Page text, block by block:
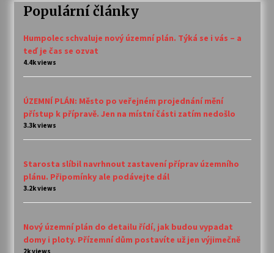
Populární články
Humpolec schvaluje nový územní plán. Týká se i vás – a
teď je čas se ozvat
4.4k views
ÚZEMNÍ PLÁN: Město po veřejném projednání mění
přístup k přípravě. Jen na místní části zatím nedošlo
3.3k views
Starosta slíbil navrhnout zastavení příprav územního
plánu. Připomínky ale podávejte dál
3.2k views
Nový územní plán do detailu řídí, jak budou vypadat
domy i ploty. Přízemní dům postavíte už jen výjimečně
2k views